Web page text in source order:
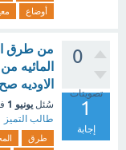
أوضاع
0
تصويتات
1
إجابة
من طرق
المائيه
الاوديه
سُئل يونيو 1
طالب التميز
طرق